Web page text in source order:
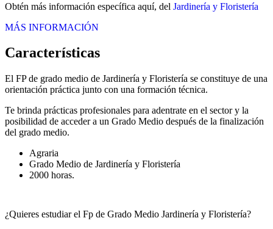
Obtén más información específica aquí, del Jardinería y Floristería
MÁS INFORMACIÓN
Características
El FP de grado medio de Jardinería y Floristería se constituye de una
orientación práctica junto con una formación técnica.
Te brinda prácticas profesionales para adentrate en el sector y la
posibilidad de acceder a un Grado Medio después de la finalización
del grado medio.
Agraria
Grado Medio de Jardinería y Floristería
2000 horas.
¿Quieres estudiar el Fp de Grado Medio Jardinería y Floristería?